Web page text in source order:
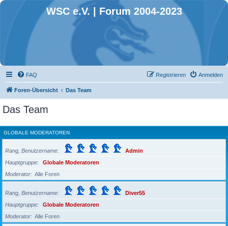
WSC e.V. | Forum 2004-2023
FAQ Anmelden
Registrieren
Foren-Übersicht Das Team
Das Team
GLOBALE MODERATOREN
Rang, Benutzername
Admin
Hauptgruppe
Globale Moderatoren
Moderator
Alle Foren
Rang, Benutzername
Diver55
Hauptgruppe
Globale Moderatoren
Moderator
Alle Foren